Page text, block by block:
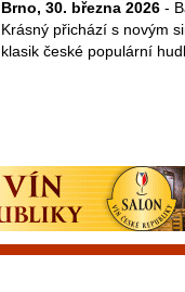
Brno, 30. března 2026 -
Krásný přichází s novým
klasik české populární